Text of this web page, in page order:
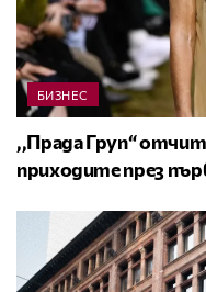
БИЗНЕС
,,Прада Груп“
приходите през